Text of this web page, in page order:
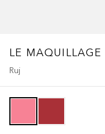
LE MAQUILLAGE
Ruj